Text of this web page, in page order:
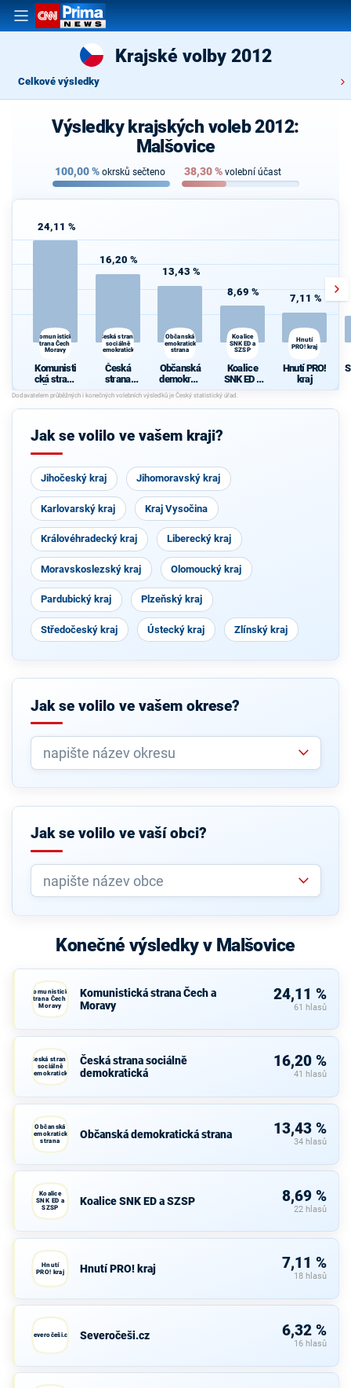
Krajské volby 2012
Celkové výsledky
Výsledky krajských voleb 2012:
Malšovice
100,00% okrsků sečteno 38,30% volební účast
24,11 %
Komunistická
strana Čech a
Moravy
Komunisti
cká strana
Čech a
Moravy
16,20 %
Česká strana
sociálně
demokratická
Česká
strana
sociálně
demokrati
cká
13,43 %
Občanská
demokratická
strana
Občanská
demokrati
cká strana
8,69 %
Koalice
SNK ED a
SZSP
Koalice
SNK ED a
SZSP
7,11 %
Hnutí
PRO! kraj
Hnutí PRO!
kraj
Jak se volilo ve vašem kraji?
Jihočeský kraj Jihomoravský kraj
Karlovarský kraj Kraj Vysočina
Královéhradecký kraj Liberecký kraj
Moravskoslezský kraj Olomoucký kraj
Pardubický kraj Plzeňský kraj
Středočeský kraj Ústecký kraj Zlínský kraj
Jak se volilo ve vašem okrese?
Jak se volilo ve vaší obci?
Konečné výsledky v Malšovice
Komunistická
strana Čech a
Moravy
Komunistická strana Čech a
Moravy
24,11 %
61 hlasů
Česká strana
sociálně
demokratická
Česká strana sociálně
demokratická
16,20 %
41 hlasů
Občanská
demokratická
strana
Občanská demokratická strana 13,43 %
34 hlasů
Koalice
SNK ED a
SZSP
Koalice SNK ED a SZSP 8,69 %
22 hlasů
Hnutí
PRO! kraj
Hnutí PRO! kraj 7,11 %
18 hlasů
Severočeši.cz Severočeši.cz 6,32 %
16 hlasů